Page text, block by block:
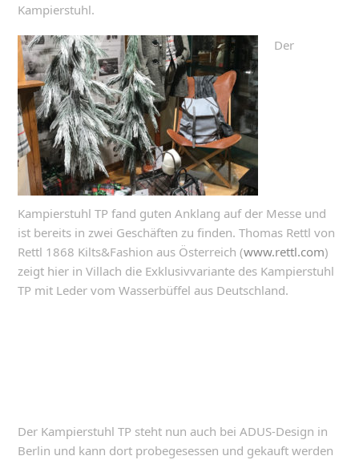
Kampierstuhl.
Der
Kampierstuhl TP fand guten Anklang auf der Messe und
ist bereits in zwei Geschäften zu finden. Thomas Rettl von
Rettl 1868 Kilts&Fashion aus Österreich (www.rettl.com)
zeigt hier in Villach die Exklusivvariante des Kampierstuhl
TP mit Leder vom Wasserbüffel aus Deutschland.
Der Kampierstuhl TP steht nun auch bei ADUS-Design in
Berlin und kann dort probegesessen und gekauft werden